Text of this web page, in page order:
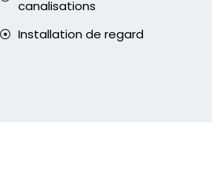
canalisations
Installation de regard